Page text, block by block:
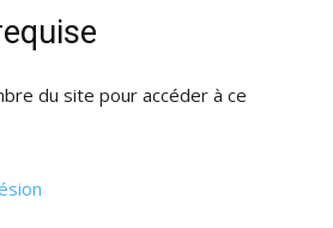
du site pour accéder à ce